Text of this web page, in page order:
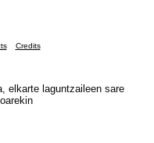
Credits
elkarte laguntzaileen sare